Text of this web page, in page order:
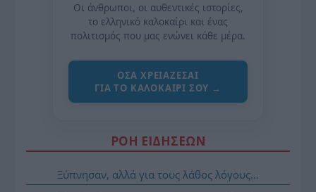
Οι άνθρωποι, οι αυθεντικές ιστορίες,
το ελληνικό καλοκαίρι και ένας
πολιτισμός που μας ενώνει κάθε μέρα.
ΌΣΑ ΧΡΕΙΆΖΕΣΑΙ
ΓΙΑ ΤΟ ΚΑΛΟΚΑΊΡΙ ΣΟΥ →
ΡΟΗ ΕΙΔΗΣΕΩΝ
Ξύπνησαν, αλλά για τους λάθος λόγους…